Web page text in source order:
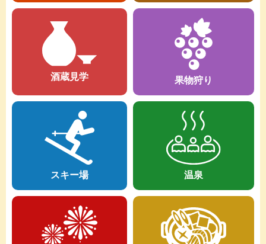
酒蔵見学 果物狩り
スキー場 温泉